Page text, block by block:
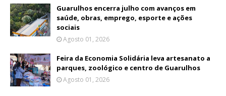
Guarulhos encerra julho com avanços em
saúde, obras, emprego, esporte e ações
sociais
Agosto 01, 2026
Feira da Economia Solidária leva artesanato a
parques, zoológico e centro de Guarulhos
Agosto 01, 2026